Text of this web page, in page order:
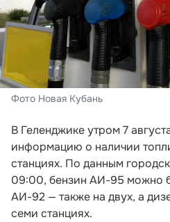
Фото Новая Кубань
В Геленджике утром 7
информацию о наличии
станциях. По данным
09:00, бензин АИ-95 можно
АИ-92 — также на двух, а
семи станциях.